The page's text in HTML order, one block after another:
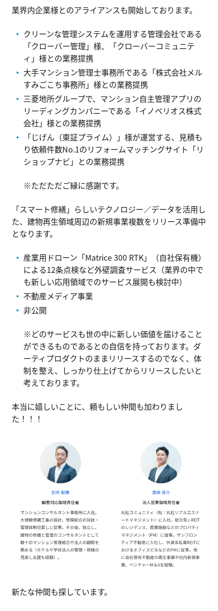
業界内企業様とのアライアンスも開始しております。
クリーンな管理システムを運用する管理会社である
「クローバー管理」様、「クローバーコミュニテ
ィ」様との業務提携
大手マンション管理士事務所である「株式会社メル
すみごこち事務所」様との業務提携
三菱地所グループで、マンション自主管理アプリの
リーディングカンパニーである「イノベリオス株式
会社」様との業務提携
「じげん（東証プライム）」様が運営する、見積も
り依頼件数No.1のリフォームマッチングサイト「リ
ショップナビ」との業務提携
※ただただご縁に感謝です。
「スマート修繕」らしいテクノロジー／データを活用し
た、建物再生領域周辺の新規事業複数をリリース準備中
となります。
産業用ドローン「Matrice 300 RTK」（自社保有機）
による12条点検など外壁調査サービス（業界の中で
も新しい応用領域でのサービス展開も検討中）
不動産メディア事業
非公開
※どのサービスも世の中に新しい価値を届けること
ができるものであるとの自信を持っております。ダ
ーティプロダクトのままリリースするのでなく、体
制を整え、しっかり仕上げてからリリースしたいと
考えております。
本当に嬉しいことに、頼もしい仲間も加わりまし
た！！！
新たな仲間も探しています。
Webで無料相談する
電話で無料相談する（24時間対応）